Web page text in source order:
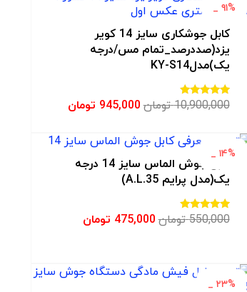
۹۱% _
کابل جوشکاری سایز 14 کویر
یزد(صددرصد_تمام مس/درجه
یک)مدلKY-S14
امتیاز
10,900,000 تومان 945,000 تومان
۱۴% _
کابل جوش الماس سایز 14 درجه
یک(مدل پرایم A.L.35)
امتیاز
550,000 تومان 475,000 تومان
۲۳% _